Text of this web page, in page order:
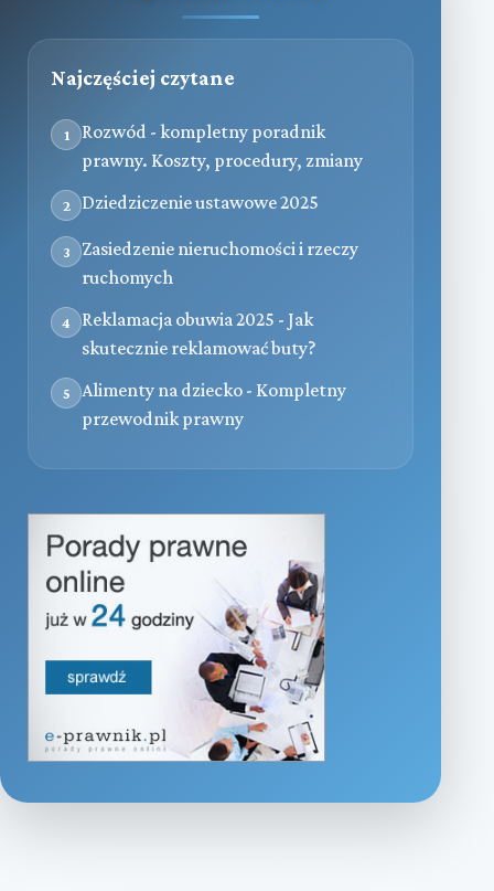
Najczęściej czytane
1
Rozwód - kompletny poradnik
prawny. Koszty, procedury, zmiany
2 Dziedziczenie ustawowe 2025
3
Zasiedzenie nieruchomości i rzeczy
ruchomych
4
Reklamacja obuwia 2025 - Jak
skutecznie reklamować buty?
5
Alimenty na dziecko - Kompletny
przewodnik prawny